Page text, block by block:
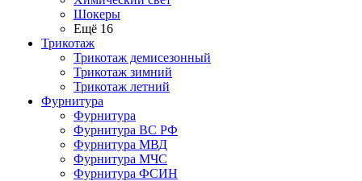
Шокеры
Ещё 16
Трикотаж
Трикотаж демисезонный
Трикотаж зимний
Трикотаж летний
Фурнитура
Фурнитура
Фурнитура ВС РФ
Фурнитура МВД
Фурнитура МЧС
Фурнитура ФСИН